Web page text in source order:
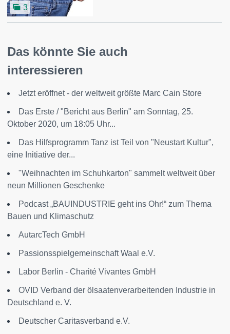
3
Das könnte Sie auch
interessieren
Jetzt eröffnet - der weltweit größte Marc Cain Store
Das Erste / "Bericht aus Berlin" am Sonntag, 25.
Oktober 2020, um 18:05 Uhr...
Das Hilfsprogramm Tanz ist Teil von "Neustart Kultur",
eine Initiative der...
"Weihnachten im Schuhkarton" sammelt weltweit über
neun Millionen Geschenke
Podcast „BAUINDUSTRIE geht ins Ohr!“ zum Thema
Bauen und Klimaschutz
AutarcTech GmbH
Passionsspielgemeinschaft Waal e.V.
Labor Berlin - Charité Vivantes GmbH
OVID Verband der ölsaatenverarbeitenden Industrie in
Deutschland e. V.
Deutscher Caritasverband e.V.